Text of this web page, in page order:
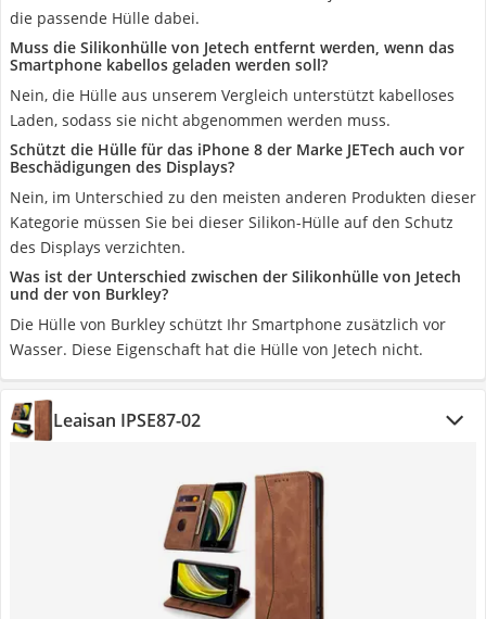
die passende Hülle dabei.
Muss die Silikonhülle von Jetech entfernt werden, wenn das
Smartphone kabellos geladen werden soll?
Nein, die Hülle aus unserem Vergleich unterstützt kabelloses
Laden, sodass sie nicht abgenommen werden muss.
Schützt die Hülle für das iPhone 8 der Marke JETech auch vor
Beschädigungen des Displays?
Nein, im Unterschied zu den meisten anderen Produkten dieser
Kategorie müssen Sie bei dieser Silikon-Hülle auf den Schutz
des Displays verzichten.
Was ist der Unterschied zwischen der Silikonhülle von Jetech
und der von Burkley?
Die Hülle von Burkley schützt Ihr Smartphone zusätzlich vor
Wasser. Diese Eigenschaft hat die Hülle von Jetech nicht.
Leaisan IPSE87-02